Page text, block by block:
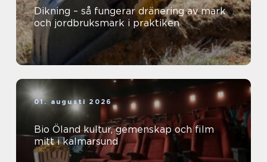
Dikning – så fungerar dränering av mark
och jordbruksmark i praktiken
01. augusti 2026
Bio Öland kultur, gemenskap och film
mitt i kalmarsund